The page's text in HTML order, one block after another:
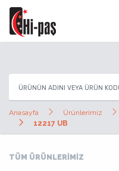
Anasayfa Ürünlerimiz
12217 UB
TÜM ÜRÜNLERİMİZ